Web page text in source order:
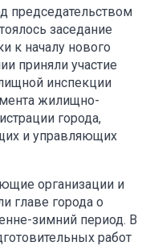
председательством
заседание
к началу нового
приняли участие
инспекции
жилищно-
города,
и управляющих
организации и
главе города о
зимний период. В
работ